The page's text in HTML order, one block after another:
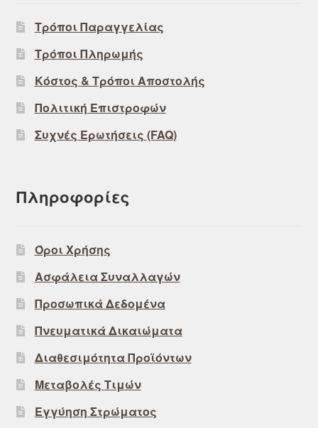
Τρόποι Παραγγελίας
Τρόποι Πληρωμής
Κόστος & Τρόποι Αποστολής
Πολιτική Επιστροφών
Συχνές Ερωτήσεις (FAQ)
Πληροφορίες
Όροι Χρήσης
Ασφάλεια Συναλλαγών
Προσωπικά Δεδομένα
Πνευματικά Δικαιώματα
Διαθεσιμότητα Προϊόντων
Μεταβολές Τιμών
Εγγύηση Στρώματος